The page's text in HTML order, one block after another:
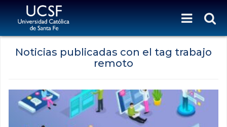
Noticias publicadas con el tag trabajo
remoto